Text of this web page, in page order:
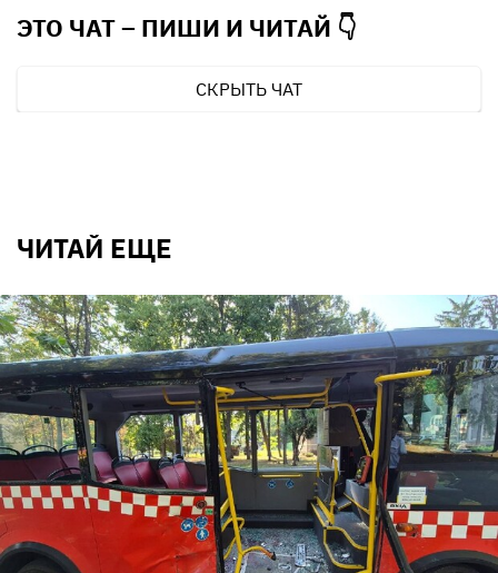
ЭТО ЧАТ – ПИШИ И ЧИТАЙ 👇
СКРЫТЬ ЧАТ
ЧИТАЙ ЕЩЕ